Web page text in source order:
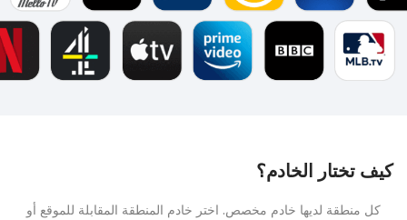
كيف تختار الخادم؟
كل منطقة لديها خادم مخصص. اختر خادم المنطقة المقابلة للموقع أو